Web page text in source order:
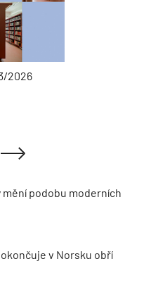
2026
podobu moderních
v Norsku obří